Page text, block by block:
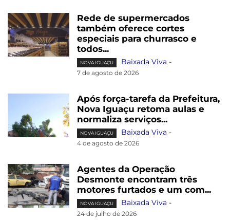
Rede de supermercados
também oferece cortes
especiais para churrasco e
todos...
NOVA IGUAÇU Baixada Viva -
7 de agosto de 2026
Após força-tarefa da Prefeitura,
Nova Iguaçu retoma aulas e
normaliza serviços...
NOVA IGUAÇU Baixada Viva -
4 de agosto de 2026
Agentes da Operação
Desmonte encontram três
motores furtados e um com...
NOVA IGUAÇU Baixada Viva -
24 de julho de 2026